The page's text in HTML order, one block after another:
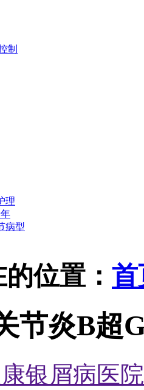
制
理
病型
位置： 首
节炎B超
银屑病医院